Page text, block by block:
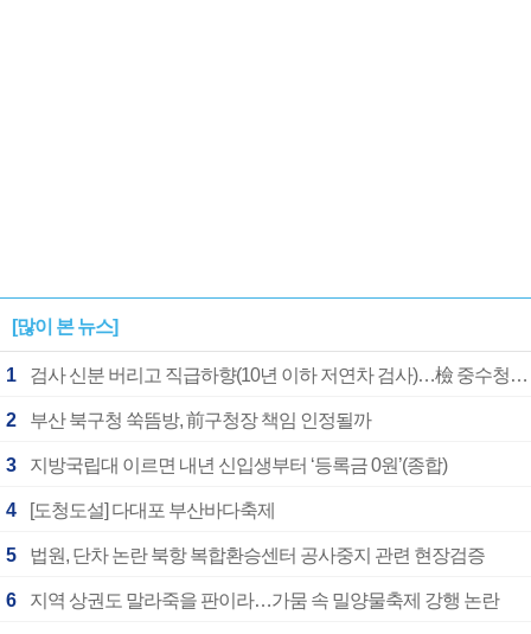
[많이 본 뉴스]
1 검사 신분 버리고 직급하향(10년 이하 저연차 검사)…檢 중수청행 기피
2 부산 북구청 쑥뜸방, 前구청장 책임 인정될까
3 지방국립대 이르면 내년 신입생부터 ‘등록금 0원’(종합)
4 [도청도설] 다대포 부산바다축제
5 법원, 단차 논란 북항 복합환승센터 공사중지 관련 현장검증
6 지역 상권도 말라죽을 판이라…가뭄 속 밀양물축제 강행 논란